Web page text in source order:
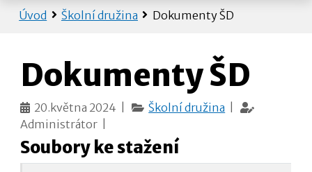
Úvod Školní družina Dokumenty ŠD
Dokumenty ŠD
20.května 2024 | Školní družina |
Administrátor |
Soubory ke stažení